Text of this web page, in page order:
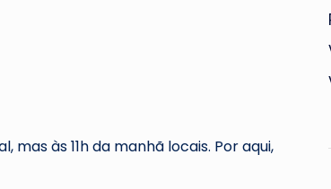
às 11h da manhã locais. Por aqui,